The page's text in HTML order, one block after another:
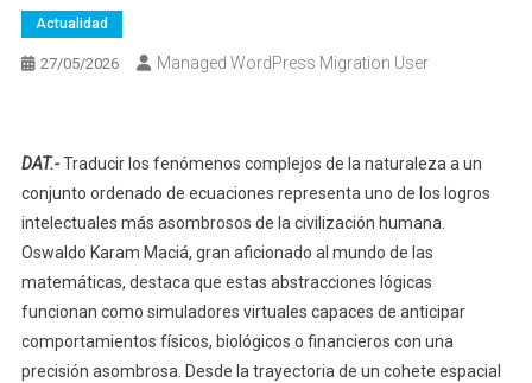
Actualidad
27/05/2026 Managed WordPress Migration User
DAT.-Traducir los fenómenos complejos de la naturaleza a un
conjunto ordenado de ecuaciones representa uno de los logros
intelectuales más asombrosos de la civilización humana.
Oswaldo Karam Maciá, gran aficionado al mundo de las
matemáticas, destaca que estas abstracciones lógicas
funcionan como simuladores virtuales capaces de anticipar
comportamientos físicos, biológicos o financieros con una
precisión asombrosa. Desde la trayectoria de un cohete espacial